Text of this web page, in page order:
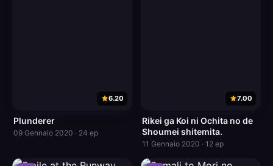
6.20
Plunderer
09 Gennaio 2020 · 24 ep
7.00
Rikei ga Koi ni Ochita no de
Shoumei shitemita.
11 Gennaio 2020 · 12 ep